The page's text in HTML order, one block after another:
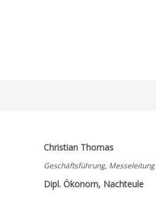
Christian Thomas
Geschäftsführung, Messeleitung
Dipl. Ökonom, Nachteule